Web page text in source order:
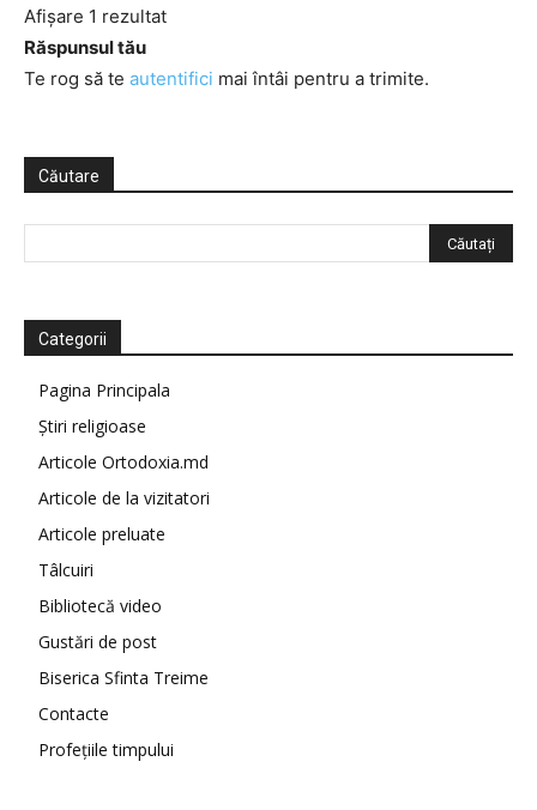
Afișare 1 rezultat
Răspunsul tău
Te rog să te autentifici mai întâi pentru a trimite.
Căutare
Categorii
Pagina Principala
Știri religioase
Articole Ortodoxia.md
Articole de la vizitatori
Articole preluate
Tâlcuiri
Bibliotecă video
Gustări de post
Biserica Sfinta Treime
Contacte
Profețiile timpului